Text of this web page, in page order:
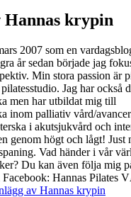
Hannas krypin
2007 som en
år sedan började jag
Min stora passion är
Jag har också
men har utbildat mig till
inom palliativ vård/
i akutsjukvård och
genom högt och lågt! Just
Vad händer i vår
Du kan även följa mig
Facebook: Hannas
av Hannas krypin